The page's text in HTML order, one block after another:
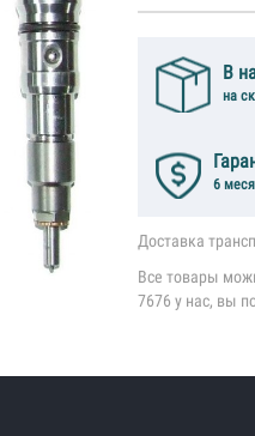
В
на
6
Доставка
Все товары
7676 у нас, вы